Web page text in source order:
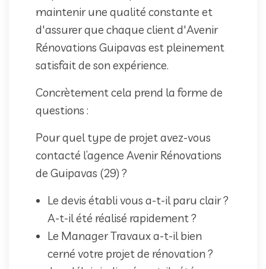
maintenir une qualité constante et
d'assurer que chaque client d'Avenir
Rénovations Guipavas est pleinement
satisfait de son expérience.
Concrètement cela prend la forme de
questions :
Pour quel type de projet avez-vous
contacté l’agence Avenir Rénovations
de Guipavas (29) ?
Le devis établi vous a-t-il paru clair ?
A-t-il été réalisé rapidement ?
Le Manager Travaux a-t-il bien
cerné votre projet de rénovation ?